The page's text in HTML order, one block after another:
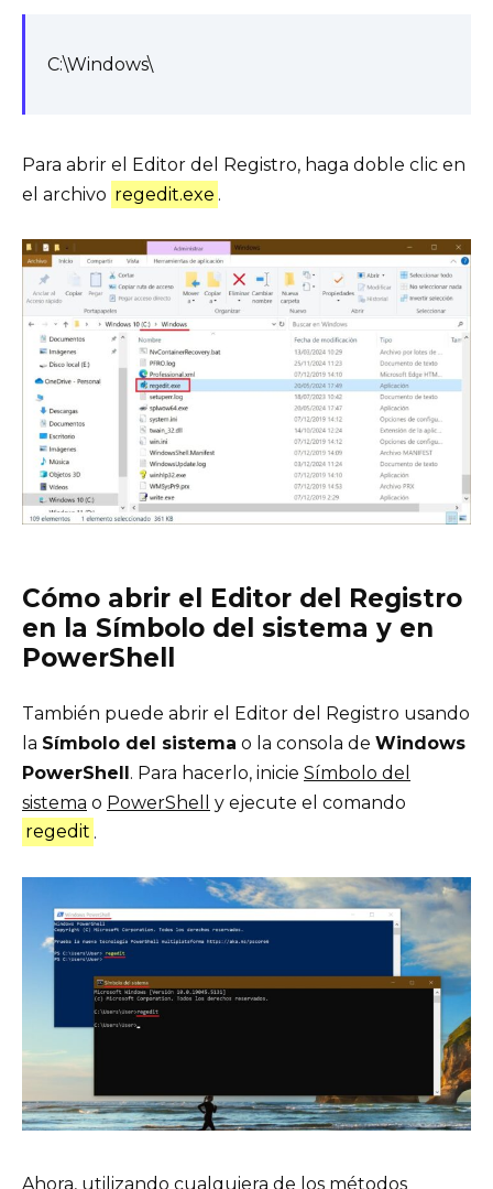
C:\Windows\
Para abrir el Editor del Registro, haga doble clic en
el archivo regedit.exe .
Cómo abrir el Editor del Registro
en la Símbolo del sistema y en
PowerShell
También puede abrir el Editor del Registro usando
la Símbolo del sistema o la consola de Windows
PowerShell. Para hacerlo, inicie Símbolo del
sistema o PowerShell
y ejecute el comando
regedit .
Ahora, utilizando cualquiera de los métodos